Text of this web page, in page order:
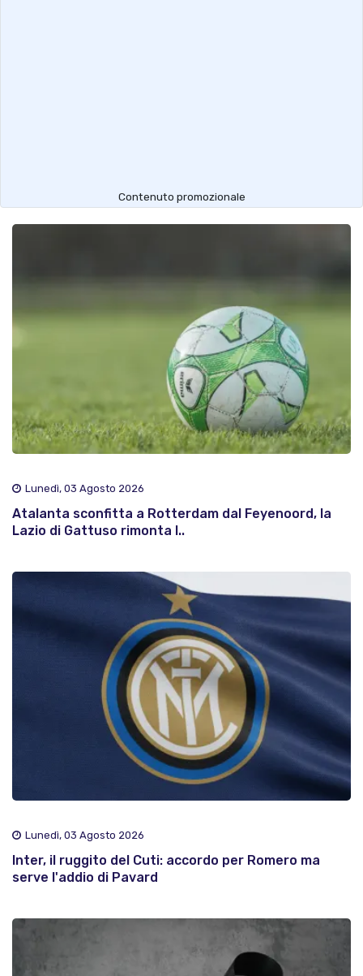
Contenuto promozionale
Lunedì, 03 Agosto 2026
Atalanta sconfitta a Rotterdam dal Feyenoord, la
Lazio di Gattuso rimonta l..
Lunedì, 03 Agosto 2026
Inter, il ruggito del Cuti: accordo per Romero ma
serve l'addio di Pavard